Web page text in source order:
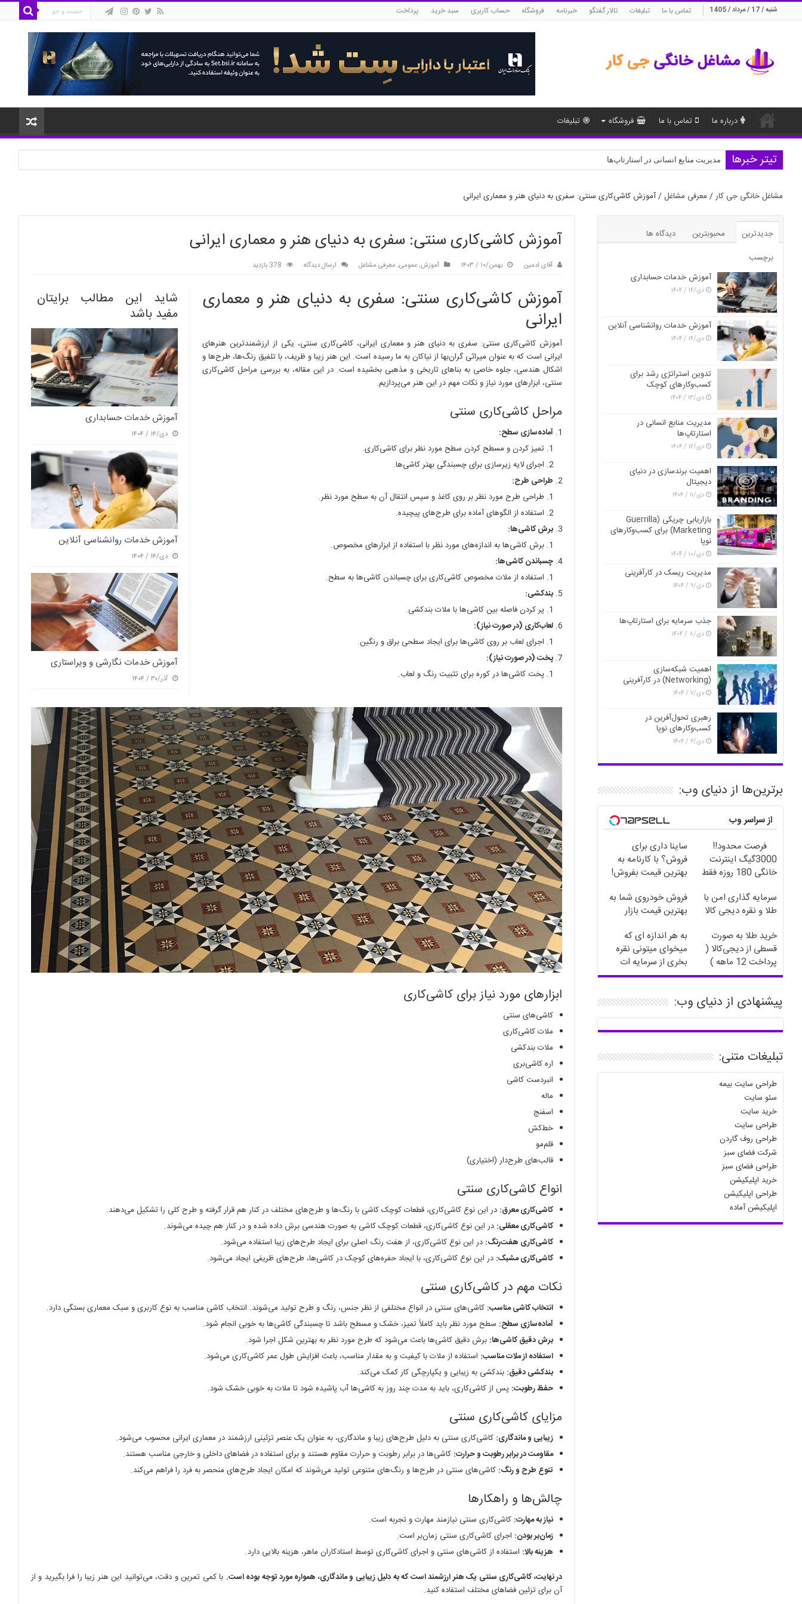
شنبه / 17 / مرداد / 1405 تماس با ما تبلیغات تالار گفتگو خبرنامه فروشگاه حساب کاربری سبد خرید پرداخت
درباره ما تماس با ما فروشگاه تبلیغات
تیتر خبرها مدیریت منابع انسانی در استارتاپ‌ها
اهمیت برندسازی در دنیای دیجیتال
مشاغل خانگی جی کار/ معرفی مشاغل/آموزش کاشی‌کاری سنتی: سفری به دنیای هنر و معماری ایرانی
آموزش کاشی‌کاری سنتی: سفری به دنیای هنر و معماری ایرانی
آقای ادمین بهمن/۱۰ / ۱۴۰۳ آموزش,عمومی, معرفی مشاغل ارسال دیدگاه 378 بازدید
شاید این مطالب برایتان
مفید باشد
آموزش خدمات حسابداری
دی/۱۴ / ۱۴۰۴
آموزش خدمات روانشناسی آنلاین
دی/۱۴ / ۱۴۰۴
آموزش خدمات نگارشی و ویراستاری
آذر/۳۰ / ۱۴۰۴
آموزش کاشی‌کاری سنتی: سفری به دنیای هنر و معماری
ایرانی
آموزش کاشی‌کاری سنتی: سفری به دنیای هنر و معماری ایرانی، کاشی‌کاری سنتی، یکی از ارزشمندترین هنرهای
ایرانی است که به عنوان میراثی گران‌بها از نیاکان به ما رسیده است. این هنر زیبا و ظریف، با تلفیق رنگ‌ها، طرح‌ها و
اشکال هندسی، جلوه خاصی به بناهای تاریخی و مذهبی بخشیده است. در این مقاله، به بررسی مراحل کاشی‌کاری
سنتی، ابزارهای مورد نیاز و نکات مهم در این هنر می‌پردازیم.
مراحل کاشی‌کاری سنتی
آماده‌سازی سطح:
تمیز کردن و مسطح کردن سطح مورد نظر برای کاشی‌کاری.
اجرای لایه زیرسازی برای چسبندگی بهتر کاشی‌ها.
طراحی طرح:
طراحی طرح مورد نظر بر روی کاغذ و سپس انتقال آن به سطح مورد نظر.
استفاده از الگوهای آماده برای طرح‌های پیچیده.
برش کاشی‌ها:
برش کاشی‌ها به اندازه‌های مورد نظر با استفاده از ابزارهای مخصوص.
چسباندن کاشی‌ها:
استفاده از ملات مخصوص کاشی‌کاری برای چسباندن کاشی‌ها به سطح.
بندکشی:
پر کردن فاصله بین کاشی‌ها با ملات بندکشی.
لعاب‌کاری (در صورت نیاز):
اجرای لعاب بر روی کاشی‌ها برای ایجاد سطحی براق و رنگین.
پخت (در صورت نیاز):
پخت کاشی‌ها در کوره برای تثبیت رنگ و لعاب.
ابزارهای مورد نیاز برای کاشی‌کاری
کاشی‌های سنتی
ملات کاشی‌کاری
ملات بندکشی
اره کاشی‌بری
انبردست کاشی
ماله
اسفنج
خط‌کش
قلم‌مو
قالب‌های طرح‌دار (اختیاری)
انواع کاشی‌کاری سنتی
کاشی‌کاری معرق: در این نوع کاشی‌کاری، قطعات کوچک کاشی با رنگ‌ها و طرح‌های مختلف در کنار هم قرار گرفته و طرح کلی را تشکیل می‌دهند.
کاشی‌کاری معقلی: در این نوع کاشی‌کاری، قطعات کوچک کاشی به صورت هندسی برش داده شده و در کنار هم چیده می‌شوند.
کاشی‌کاری هفت‌رنگ: در این نوع کاشی‌کاری، از هفت رنگ اصلی برای ایجاد طرح‌های زیبا استفاده می‌شود.
کاشی‌کاری مشبک: در این نوع کاشی‌کاری، با ایجاد حفره‌های کوچک در کاشی‌ها، طرح‌های ظریفی ایجاد می‌شود.
نکات مهم در کاشی‌کاری سنتی
انتخاب کاشی مناسب: کاشی‌های سنتی در انواع مختلفی از نظر جنس، رنگ و طرح تولید می‌شوند. انتخاب کاشی مناسب به نوع کاربری و سبک معماری بستگی دارد.
آماده‌سازی سطح: سطح مورد نظر باید کاملاً تمیز، خشک و مسطح باشد تا چسبندگی کاشی‌ها به خوبی انجام شود.
برش دقیق کاشی‌ها: برش دقیق کاشی‌ها باعث می‌شود که طرح مورد نظر به بهترین شکل اجرا شود.
استفاده از ملات مناسب: استفاده از ملات با کیفیت و به مقدار مناسب، باعث افزایش طول عمر کاشی‌کاری می‌شود.
بندکشی دقیق: بندکشی به زیبایی و یکپارچگی کار کمک می‌کند.
حفظ رطوبت: پس از کاشی‌کاری، باید به مدت چند روز به کاشی‌ها آب پاشیده شود تا ملات به خوبی خشک شود.
مزایای کاشی‌کاری سنتی
زیبایی و ماندگاری: کاشی‌کاری سنتی به دلیل طرح‌های زیبا و ماندگاری، به عنوان یک عنصر تزئینی ارزشمند در معماری ایرانی محسوب می‌شود.
مقاومت در برابر رطوبت و حرارت: کاشی‌ها در برابر رطوبت و حرارت مقاوم هستند و برای استفاده در فضاهای داخلی و خارجی مناسب هستند.
تنوع طرح و رنگ: کاشی‌های سنتی در طرح‌ها و رنگ‌های متنوعی تولید می‌شوند که امکان ایجاد طرح‌های منحصر به فرد را فراهم می‌کند.
چالش‌ها و راهکارها
نیاز به مهارت: کاشی‌کاری سنتی نیازمند مهارت و تجربه است.
زمان‌بر بودن: اجرای کاشی‌کاری سنتی زمان‌بر است.
هزینه بالا: استفاده از کاشی‌های سنتی و اجرای کاشی‌کاری توسط استادکاران ماهر، هزینه بالایی دارد.
در نهایت، کاشی‌کاری سنتی یک هنر ارزشمند است که به دلیل زیبایی و ماندگاری، همواره مورد توجه بوده است. با کمی تمرین و دقت، می‌توانید این هنر زیبا را فرا بگیرید و از
آن برای تزئین فضاهای مختلف استفاده کنید.
جدیدترین محبوبترین
دیدگاه ها
برچسب
آموزش خدمات حسابداری
دی/۱۴ / ۱۴۰۴
آموزش خدمات روانشناسی آنلاین
دی/۱۴ / ۱۴۰۴
تدوین استراتژی رشد برای
کسب‌وکارهای کوچک
دی/۱۳ / ۱۴۰۴
مدیریت منابع انسانی در
استارتاپ‌ها
دی/۱۲ / ۱۴۰۴
اهمیت برندسازی در دنیای
دیجیتال
دی/۱۱ / ۱۴۰۴
بازاریابی چریکی (Guerrilla
Marketing) برای کسب‌وکارهای
نوپا
دی/۱۰ / ۱۴۰۴
مدیریت ریسک در کارآفرینی
دی/۹ / ۱۴۰۴
جذب سرمایه برای استارتاپ‌ها
دی/۸ / ۱۴۰۴
اهمیت شبکه‌سازی
(Networking) در کارآفرینی
دی/۷ / ۱۴۰۴
رهبری تحول‌آفرین در
کسب‌وکارهای نوپا
دی/۶ / ۱۴۰۴
برترین‌ها از دنیای وب:
از سراسر وب
فرصت محدود!!
3000گیگ اینترنت
خانگی 180 روزه فقط
ساینا داری برای
فروش؟ با کارنامه به
بهترین قیمت بفروش!
سرمایه گذاری امن با
طلا و نقره دیجی کالا
فروش خودروی شما به
بهترین قیمت بازار
خرید طلا به صورت
قسطی از دیجی‌کالا (
پرداخت 12 ماهه )
به هر اندازه ای که
میخوای میتونی نقره
بخری از سرمایه ات
محافظت کنی
پیشنهادی از دنیای وب:
تبلیغات متنی:
طراحی سایت بیمه
سئو سایت
خرید سایت
طراحی سایت
طراحی روف گاردن
شرکت فضای سبز
طراحی فضای سبز
خرید اپلیکیشن
طراحی اپلیکیشن
اپلیکیشن آماده